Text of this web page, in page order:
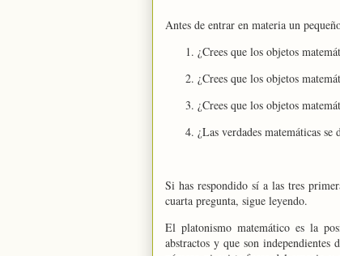
Antes de entrar en materia un
¿Crees que los objetos
¿Crees que los objetos
¿Crees que los objetos
¿Las verdades matemáticas se
Si has respondido sí a las tres
cuarta pregunta, sigue leyendo.
El platonismo matemático es la
abstractos y que son